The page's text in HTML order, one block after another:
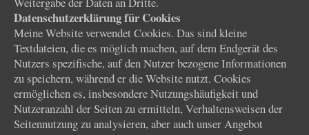
Datenschutzerklärung für Cookies
Meine Website verwendet Cookies. Das sind kleine
Textdateien, die es möglich machen, auf dem Endgerät des
Nutzers spezifische, auf den Nutzer bezogene Informationen
zu speichern, während er die Website nutzt. Cookies
ermöglichen es, insbesondere Nutzungshäufigkeit und
Nutzeranzahl der Seiten zu ermitteln, Verhaltensweisen der
Seitennutzung zu analysieren, aber auch unser Angebot